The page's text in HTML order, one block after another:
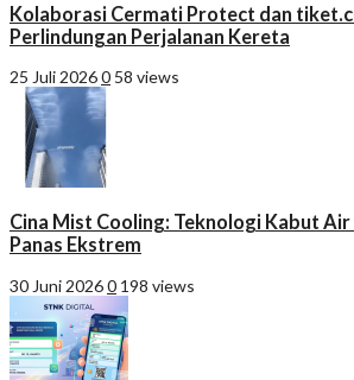
Kolaborasi Cermati Protect dan
Perlindungan Perjalanan Kereta
25 Juli 20260 58 views
Cina Mist Cooling: Teknologi Kabut
Panas Ekstrem
30 Juni 20260 198 views